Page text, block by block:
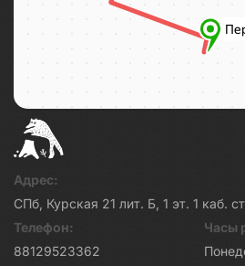
Адрес:
СПб, Курская 21 лит. Б, 1 эт. 1 каб.
Телефон:
88129523362
Часы